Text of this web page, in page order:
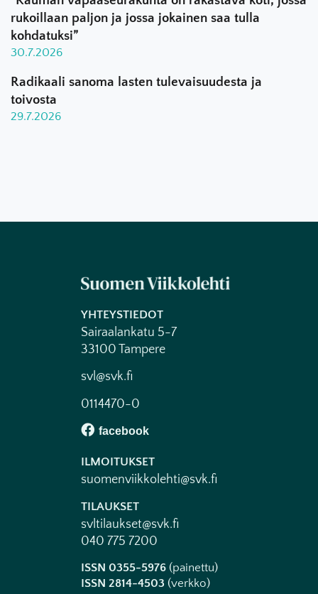
rukoillaan paljon ja jossa jokainen saa tulla
kohdatuksi”
30.7.2026
Radikaali sanoma lasten tulevaisuudesta ja
toivosta
29.7.2026
YHTEYSTIEDOT
Sairaalankatu 5-7
33100 Tampere
svl@svk.fi
0114470-0
ILMOITUKSET
suomenviikkolehti@svk.fi
TILAUKSET
svltilaukset@svk.fi
040 775 7200
ISSN 0355-5976 (painettu)
ISSN 2814-4503 (verkko)